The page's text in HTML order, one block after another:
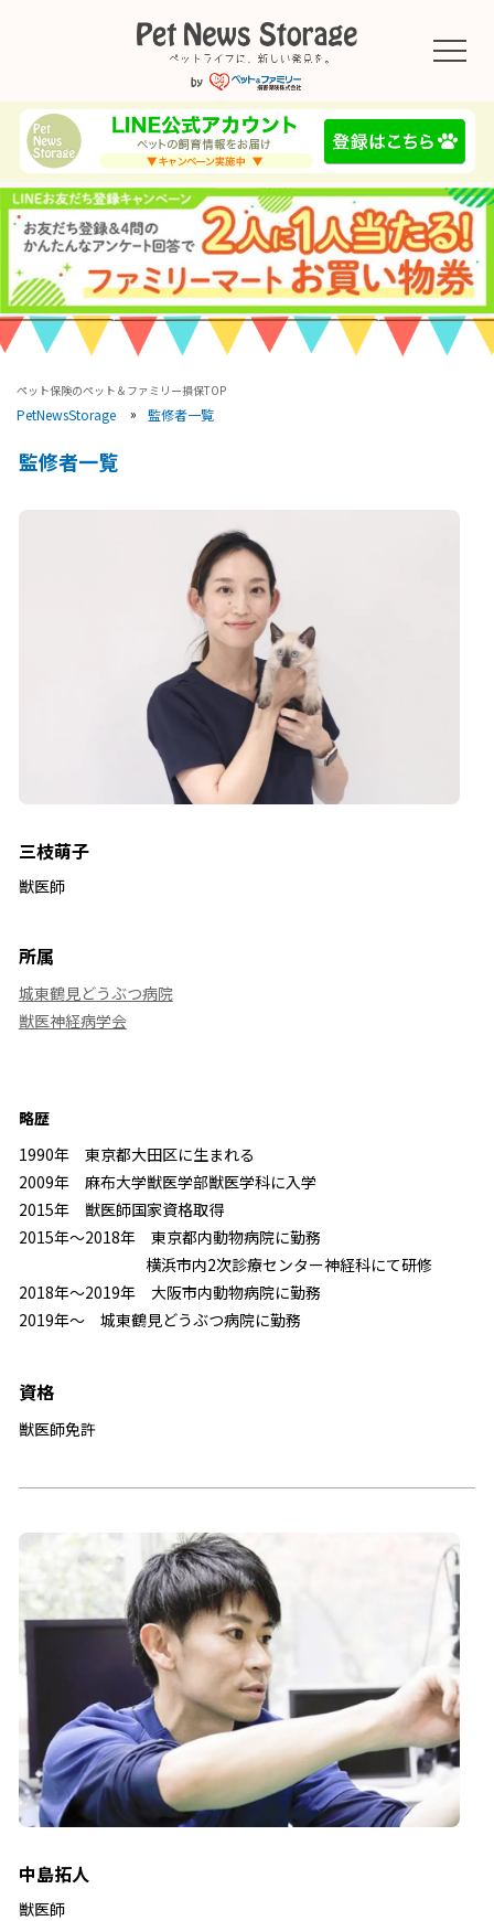
ペット保険のペット＆ファミリー損保TOP
PetNewsStorage 監修者一覧
監修者一覧
三枝萌子
獣医師
所属
城東鶴見どうぶつ病院
獣医神経病学会
略歴
1990年 東京都大田区に生まれる
2009年 麻布大学獣医学部獣医学科に入学
2015年 獣医師国家資格取得
2015年～2018年 東京都内動物病院に勤務
横浜市内2次診療センター神経科にて研修
2018年～2019年 大阪市内動物病院に勤務
2019年～ 城東鶴見どうぶつ病院に勤務
資格
獣医師免許
中島拓人
獣医師